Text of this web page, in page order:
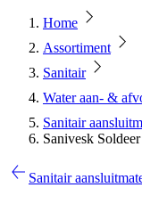
Home
Assortiment
Sanitair
Water aan- &
Sanitair
Sanivesk
Sanitair